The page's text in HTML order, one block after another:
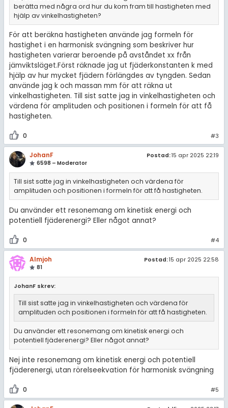
berätta med några ord hur du kom fram till hastigheten med
hjälp av vinkelhastigheten?
För att beräkna hastigheten använde jag formeln för
hastighet i en harmonisk svängning som beskriver hur
hastigheten varierar beroende på avståndet xx från
jämviktsläget.Först räknade jag ut fjäderkonstanten k med
hjälp av hur mycket fjädern förlängdes av tyngden. Sedan
använde jag k och massan mm för att räkna ut
vinkelhastigheten. Till sist satte jag in vinkelhastigheten och
värdena för amplituden och positionen i formeln för att få
hastigheten.
0 #3
JohanF
6598 – Moderator
Postad:15 apr 2025 22:19
Till sist satte jag in vinkelhastigheten och värdena för
amplituden och positionen i formeln för att få hastigheten.
Du använder ett resonemang om kinetisk energi och
potentiell fjäderenergi? Eller något annat?
0 #4
Almjoh
81
Postad:15 apr 2025 22:58
JohanF skrev:
Till sist satte jag in vinkelhastigheten och värdena för
amplituden och positionen i formeln för att få hastigheten.
Du använder ett resonemang om kinetisk energi och
potentiell fjäderenergi? Eller något annat?
Nej inte resonemang om kinetisk energi och potentiell
fjäderenergi, utan rörelseekvation för harmonisk svängning
0 #5